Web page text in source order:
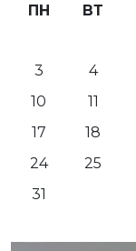
ПН ВТ
3
4
10
11
17
18
24
25
31